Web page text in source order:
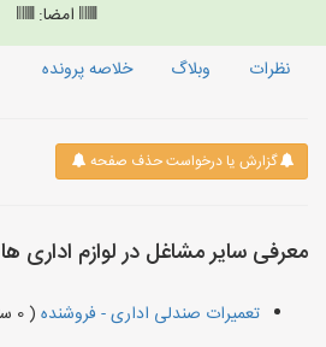
امضا:
نظرات
وبلاگ خلاصه پرونده
گزارش یا درخواست حذف صفحه
معرفی سایر مشاغل در لوازم اداری ها
تعمیرات صندلی اداری - فروشنده ( 0 ستاره )